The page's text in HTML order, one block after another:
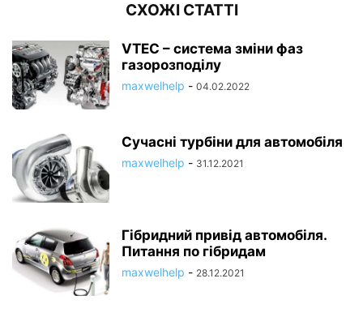
СХОЖІ СТАТТІ
VTEC – система зміни фаз
газорозподілу
maxwelhelp - 04.02.2022
Сучасні турбіни для автомобіля
maxwelhelp - 31.12.2021
Гібридний привід автомобіля.
Питання по гібридам
maxwelhelp - 28.12.2021